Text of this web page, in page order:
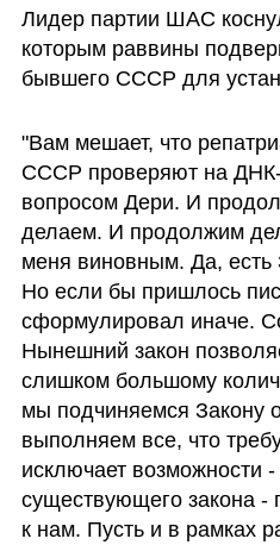
Лидер партии ШАС
которым раввины
бывшего СССР для
"Вам мешает, что
СССР проверяют на ДНК-
вопросом Дери. И
делаем. И продолжим
меня виновным. Да, есть
Но если бы пришлось
сформулировал иначе.
Нынешний закон
слишком большому
мы подчиняемся Закону
выполняем все, что
исключает возможности
существующего закона -
к нам. Пусть и в рамках